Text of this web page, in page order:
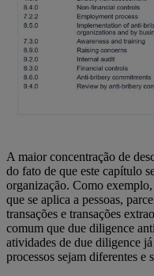
A maior concentração de
do fato de que este capítulo
organização. Como
que se aplica a pessoas,
transações e transações
comum que due diligence
atividades de due diligence
processos sejam diferentes e